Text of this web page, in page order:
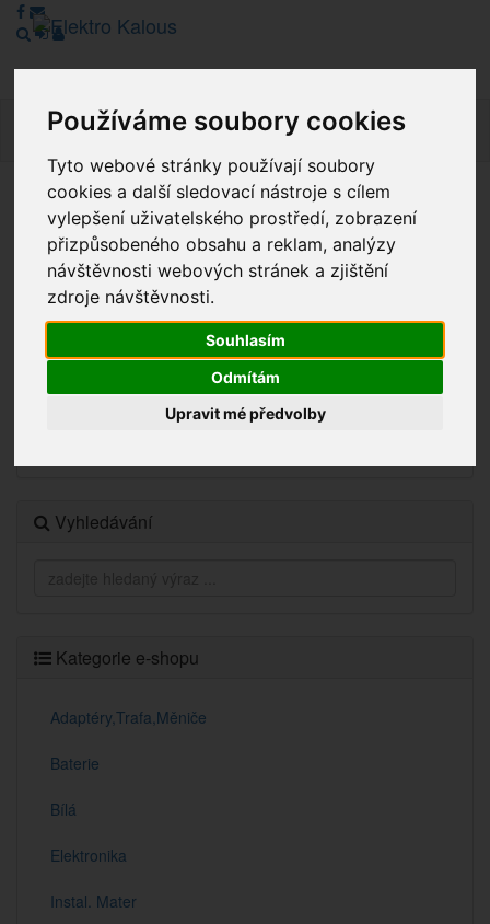
Používáme soubory cookies
Tyto webové stránky používají soubory
cookies a další sledovací nástroje s cílem
vylepšení uživatelského prostředí, zobrazení
přizpůsobeného obsahu a reklam, analýzy
návštěvnosti webových stránek a zjištění
zdroje návštěvnosti.
Souhlasím
Odmítám
Upravit mé předvolby
Vážení zákazníci, v tuto chvíli je Náš internetový obchod v
režimu Katalogu. Objednávky on-line nyní nelze vyřídit.
Děkujeme za pochopení.
Novinky
Vyhledávání
Kategorie e-shopu
Adaptéry,Trafa,Měniče
Baterie
Bílá
Elektronika
Instal. Mater